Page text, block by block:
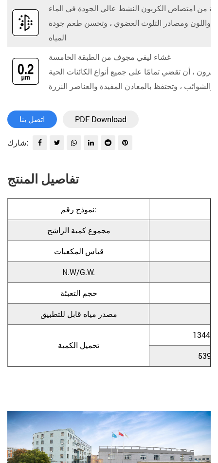
من امتصاص الكربون النشط عالي الجودة في الماء
واللون ومصادر التلوث العضوي ، وتحسن طعم جودة
المياه
غشاء ليفي مجوف من الطبقة الخامسة
للفتحة الصغيرة التي تبلغ 0.2 ميكرون ، أن تقضي تمامًا على جميع أنواع الكائنات الحية
والشوائب ، وتحتفظ بالمعادن المفيدة والعناصر النزرة
اتصل بنا PDF Download
شارك:
تفاصيل المنتج
نموذج رقم:
مجموع كمية الراشح
قياس المكعبات
N.W/G.W.
حجم التعبئة
مصدر مياه قابل للتطبيق
تحميل الكمية